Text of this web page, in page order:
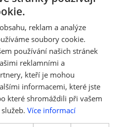
watch?
Spotify:
episode/
reklam a analýze
soubory cookie.
používání našich stránek
reklamními a
kteří je mohou
informacemi, které jste
které shromáždili při vašem
Více informací